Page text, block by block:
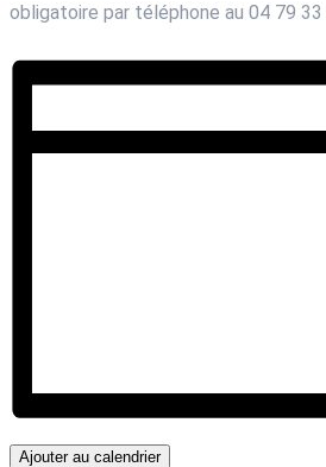
obligatoire par téléphone au 04 79 33
Ajouter au calendrier